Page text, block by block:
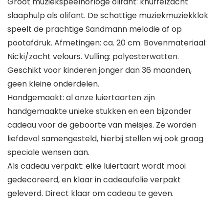
slaaphulp als olifant. De schattige muziekmuziekklok
speelt de prachtige Sandmann melodie af op
pootafdruk. Afmetingen: ca. 20 cm. Bovenmateriaal:
Nicki/zacht velours. Vulling: polyesterwatten.
Geschikt voor kinderen jonger dan 36 maanden,
geen kleine onderdelen.
Handgemaakt: al onze luiertaarten zijn
handgemaakte unieke stukken en een bijzonder
cadeau voor de geboorte van meisjes. Ze worden
liefdevol samengesteld, hierbij stellen wij ook graag
speciale wensen aan.
Als cadeau verpakt: elke luiertaart wordt mooi
gedecoreerd, en klaar in cadeaufolie verpakt
geleverd. Direct klaar om cadeau te geven.